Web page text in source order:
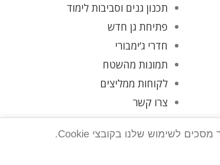
תכנון גנים וסביבות לימוד
פתיחת גן חדש
חדרי ג’ימבורי
תמונות מהשטח
לקוחות ממליצים
צרו קשר
מדיניות פרטיות